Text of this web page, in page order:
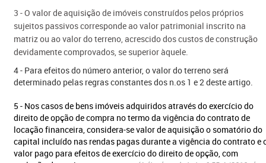
3 - O valor de aquisição de imóveis construídos pelos próprios
sujeitos passivos corresponde ao valor patrimonial inscrito na
matriz ou ao valor do terreno, acrescido dos custos de construção
devidamente comprovados, se superior àquele.
4 - Para efeitos do número anterior, o valor do terreno será
determinado pelas regras constantes dos n.os 1 e 2 deste artigo.
5 - Nos casos de bens imóveis adquiridos através do exercício do
direito de opção de compra no termo da vigência do contrato de
locação financeira, considera-se valor de aquisição o somatório do
capital incluído nas rendas pagas durante a vigência do contrato e
valor pago para efeitos de exercício do direito de opção, com